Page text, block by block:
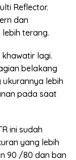
Reflector.
dan
terang.
khawatir lagi.
belakang
lebih
pada saat
ini sudah
yang lebih
90 /80 dan ban